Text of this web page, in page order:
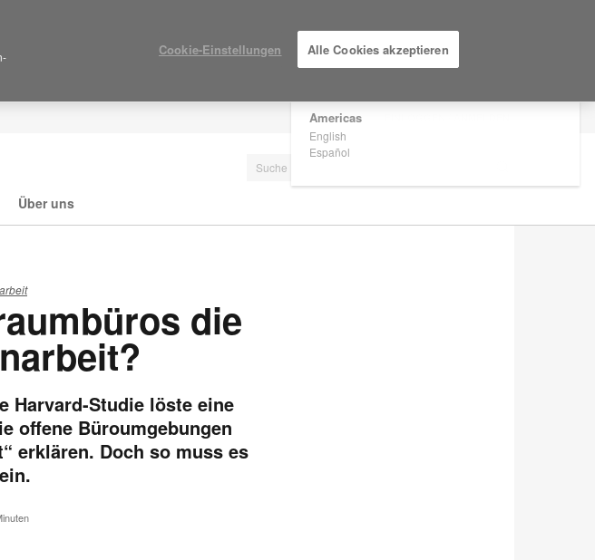
Are you in United States?
Americas
English
Español
Über uns
die
Harvard-Studie löste eine
offene Büroumgebungen
erklären. Doch so muss es
Cookie-Einstellungen Alle Cookies akzeptieren